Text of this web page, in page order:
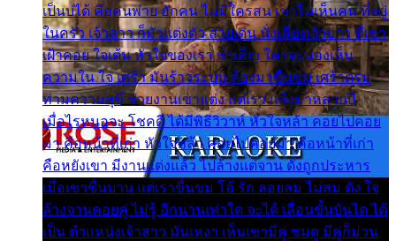
เป็นบ่ได้ คือคนพ่าย ฮักคน ไม่มีใครสน เขาไม่เห็นคน ที่อยู่
ในครัว เจ้าสาว ก็มัวแต่งตัว สวยเด่น นั่งเคียงเจ้าบ่าว ที่เขา
เฝ้าคอย ใจเต้น หัวใจของเรา ลำเค็ญ ใครจะมองเห็น
ความใน ใจ เศร้า มันร้าวระบม ต้องมาขื่นขม เศร้าตรม
ท่ามความสุขี ช่วยงานเขาแต่ง แต่เรา แล้งมาหลายปี
เมื่อไรหนอจะ โชคดี ได้มีพิธีวิวาห์ หัวใจหล้า คอยไปคอย
มา คือหน้าที่เก่า หัวใจหล้า คอยไปคอยมา คือหน้าที่เก่า
คือหยังเขา มีงานแต่งแล้ว ไปล้างแต่จาน ดั่งถูกประหาร
เมื่อเขาชื่นบาน แต่เราขื่นขม โอ้ รัก ลอยลม ไม่สม ดัง ใจ
ล้างจานคอยคู่ ไม่รู้ อีกนานเท่าใด จะได้ เลื่อนขั้นบันได ได้
เป็น ตำแหน่งเจ้าสาว มันเหงา เห็นเขามีคู่ ซมดู มีคู่ก็ม่วน